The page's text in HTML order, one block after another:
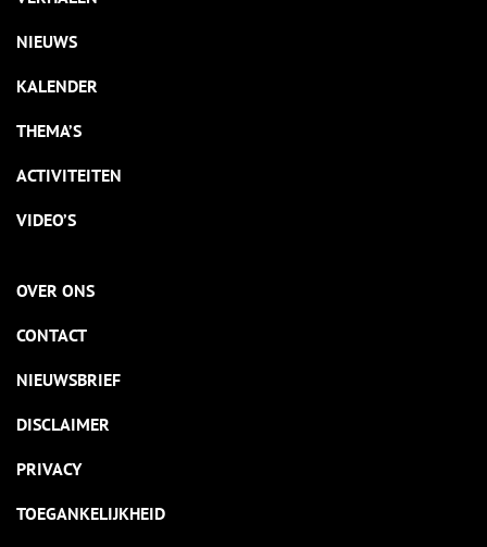
NIEUWS
KALENDER
THEMA’S
ACTIVITEITEN
VIDEO’S
OVER ONS
CONTACT
NIEUWSBRIEF
DISCLAIMER
PRIVACY
TOEGANKELIJKHEID